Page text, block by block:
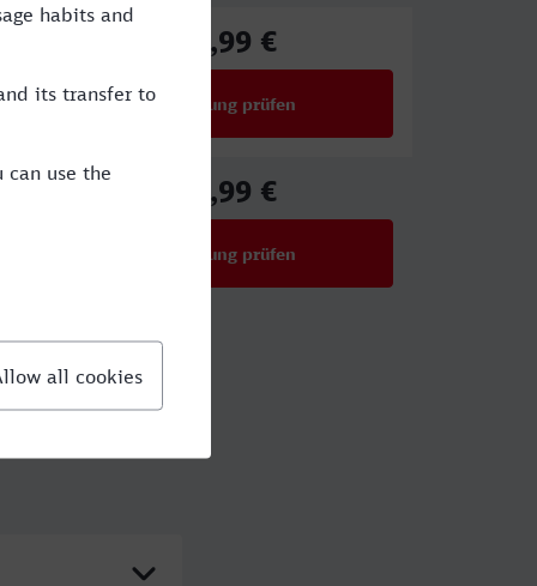
54,99 €
Verbindung prüfen
54,99 €
Verbindung prüfen